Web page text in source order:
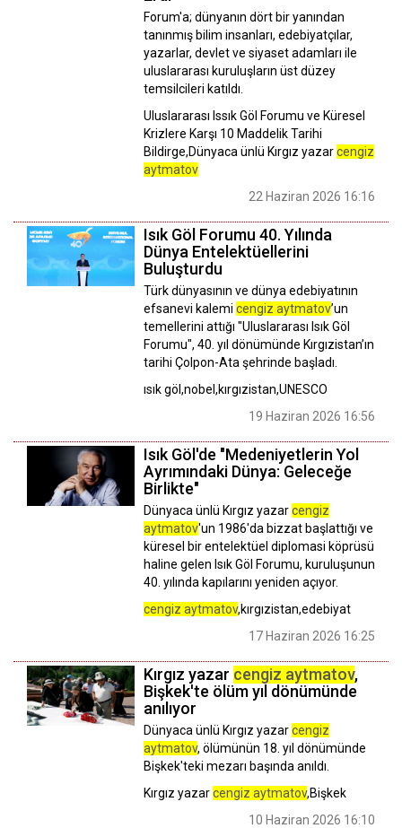
Forum'a; dünyanın dört bir yanından
tanınmış bilim insanları, edebiyatçılar,
yazarlar, devlet ve siyaset adamları ile
uluslararası kuruluşların üst düzey
temsilcileri katıldı.
Uluslararası Issık Göl Forumu ve Küresel
Krizlere Karşı 10 Maddelik Tarihi
Bildirge,Dünyaca ünlü Kırgız yazarcengiz
aytmatov
22 Haziran 2026 16:16
Isık Göl Forumu 40. Yılında
Dünya Entelektüellerini
Buluşturdu
Türk dünyasının ve dünya edebiyatının
efsanevi kalemi cengiz aytmatov’un
temellerini attığı "Uluslararası Isık Göl
Forumu", 40. yıl dönümünde Kırgızistan’ın
tarihi Çolpon-Ata şehrinde başladı.
ısık göl,nobel,kırgızistan,UNESCO
19 Haziran 2026 16:56
Isık Göl'de "Medeniyetlerin Yol
Ayrımındaki Dünya: Geleceğe
Birlikte"
Dünyaca ünlü Kırgız yazarcengiz
aytmatov'un 1986'da bizzat başlattığı ve
küresel bir entelektüel diplomasi köprüsü
haline gelen Isık Göl Forumu, kuruluşunun
40. yılında kapılarını yeniden açıyor.
cengiz aytmatov,kırgızistan,edebiyat
17 Haziran 2026 16:25
Kırgız yazar cengiz aytmatov,
Bişkek'te ölüm yıl dönümünde
anılıyor
Dünyaca ünlü Kırgız yazarcengiz
aytmatov, ölümünün 18. yıl dönümünde
Bişkek'teki mezarı başında anıldı.
Kırgız yazarcengiz aytmatov,Bişkek
10 Haziran 2026 16:10